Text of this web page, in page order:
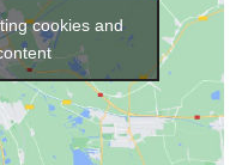
cookies and